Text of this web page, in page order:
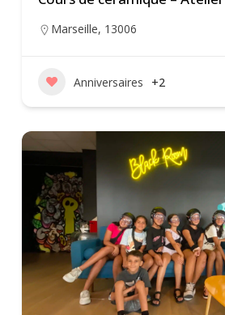
Marseille, 13006
Anniversaires +2